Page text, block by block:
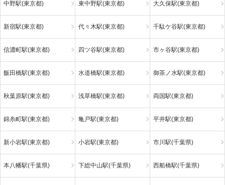
中野駅(東京都) 東中野駅(東京都) 大久保駅(東京都)
新宿駅(東京都) 代々木駅(東京都) 千駄ケ谷駅(東京都)
信濃町駅(東京都) 四ツ谷駅(東京都) 市ヶ谷駅(東京都)
飯田橋駅(東京都) 水道橋駅(東京都) 御茶ノ水駅(東京都)
秋葉原駅(東京都) 浅草橋駅(東京都) 両国駅(東京都)
錦糸町駅(東京都) 亀戸駅(東京都) 平井駅(東京都)
新小岩駅(東京都) 小岩駅(東京都) 市川駅(千葉県)
本八幡駅(千葉県) 下総中山駅(千葉県) 西船橋駅(千葉県)